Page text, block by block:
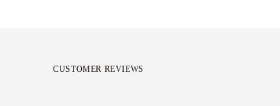
CUSTOMER REVIEWS